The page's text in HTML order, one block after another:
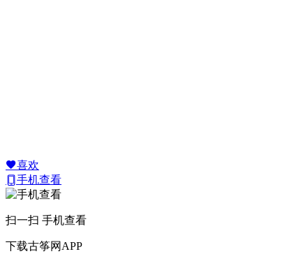
喜欢
手机查看
扫一扫 手机查看
下载古筝网APP